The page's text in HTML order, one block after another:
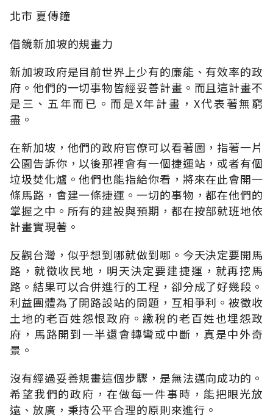
北市 夏傳鐘
借鏡新加坡的規畫力
新加坡政府是目前世界上少有的廉能、有效率的政
府。他們的一切事物皆經妥善計畫。而且這計畫不
是三、五年而已。而是X年計畫，X代表著無窮
盡。
在新加坡，他們的政府官僚可以看著圖，指著一片
公園告訴你，以後那裡會有一個捷運站，或者有個
垃圾焚化爐。他們也能指給你看，將來在此會開一
條馬路，會建一條捷運。一切的事物，都在他們的
掌握之中。所有的建設與預期，都在按部就班地依
計畫實現著。
反觀台灣，似乎想到哪就做到哪。今天決定要開馬
路，就徵收民地，明天決定要建捷運，就再挖馬
路。結果可以合併進行的工程，卻分成了好幾段。
利益團體為了開路設站的問題，互相爭利。被徵收
土地的老百姓怨恨政府。繳稅的老百姓也埋怨政
府，馬路開到一半還會轉彎或中斷，真是中外奇
景。
沒有經過妥善規畫這個步驟，是無法邁向成功的。
希望我們的政府，在做每一件事時，能把眼光放
遠、放廣，秉持公平合理的原則來進行。